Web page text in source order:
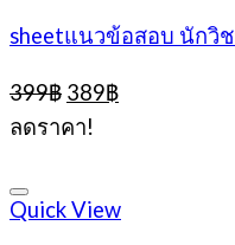
sheetแนวข้อสอบ นักวิ
399฿ Original
price
was:
389฿Current
ลดราคา!
Quick View